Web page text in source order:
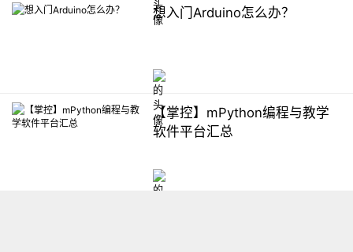
想入门Arduino怎么办？
【掌控】mPython编程与教学
软件平台汇总